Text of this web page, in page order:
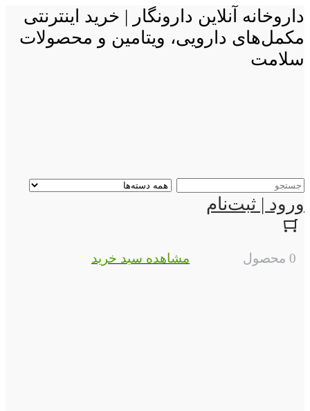
داروخانه آنلاین دارونگار | خرید اینترنتی
مکمل‌های دارویی، ویتامین و محصولات
سلامت
ورود | ثبت‌نام
0 محصول مشاهده سبد خرید